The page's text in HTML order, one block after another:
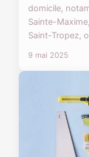
domicile,
Sainte-
Saint-Tropez,
9 mai 2025